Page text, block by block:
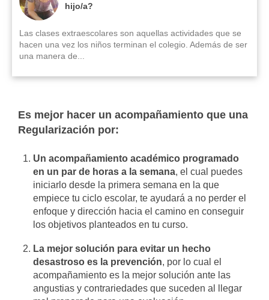
hijo/a?
Las clases extraescolares son aquellas actividades que se
hacen una vez los niños terminan el colegio. Además de ser
una manera de...
Es mejor hacer un acompañamiento que una
Regularización por:
Un acompañamiento académico programado
en un par de horas a la semana, el cual puedes
iniciarlo desde la primera semana en la que
empiece tu ciclo escolar, te ayudará a no perder el
enfoque y dirección hacia el camino en conseguir
los objetivos planteados en tu curso.
La mejor solución para evitar un hecho
desastroso es la prevención, por lo cual el
acompañamiento es la mejor solución ante las
angustias y contrariedades que suceden al llegar